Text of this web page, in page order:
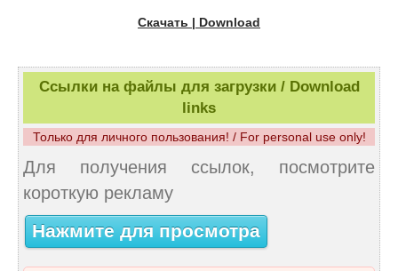
Скачать | Download
Ссылки на файлы для загрузки / Download
links
Только для личного пользования! / For personal use only!
Для получения ссылок, посмотрите
короткую рекламу
Нажмите для просмотра